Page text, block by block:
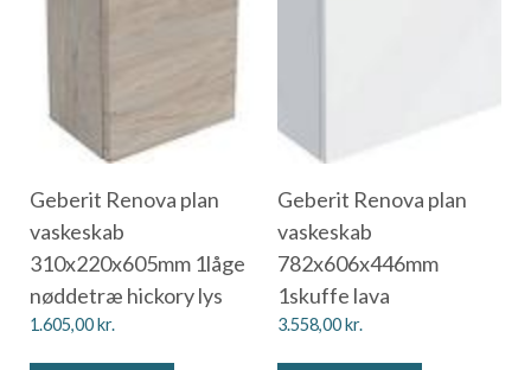
Geberit Renova plan
vaskeskab
310x220x605mm 1låge
nøddetræ hickory lys
1.605,00kr.
Geberit Renova plan
vaskeskab
782x606x446mm
1skuffe lava
3.558,00kr.